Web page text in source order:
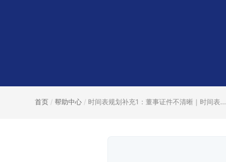
首页 / 帮助中心 / 时间表规划补充1：董事证件不清晰｜时间表...